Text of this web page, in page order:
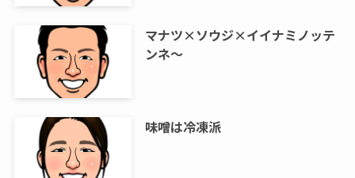
マナツ×ソウジ×イイナミノッテ
ンネ～
味噌は冷凍派